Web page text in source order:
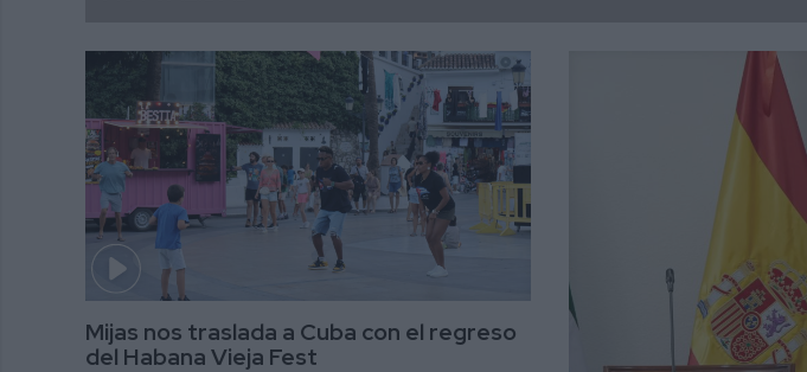
Mijas nos traslada a Cuba con el regreso
del Habana Vieja Fest